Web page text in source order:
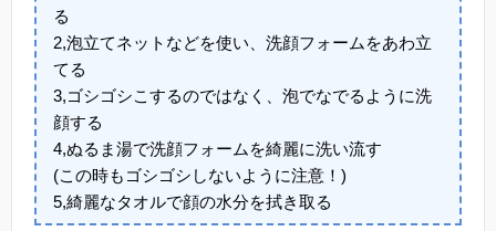
る
2,泡立てネットなどを使い、洗顔フォームをあわ立
てる
3,ゴシゴシこするのではなく、泡でなでるように洗
顔する
4,ぬるま湯で洗顔フォームを綺麗に洗い流す
(この時もゴシゴシしないように注意！)
5,綺麗なタオルで顔の水分を拭き取る